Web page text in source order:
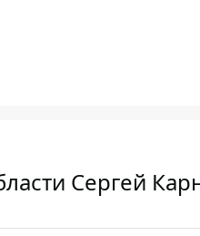
Сергей